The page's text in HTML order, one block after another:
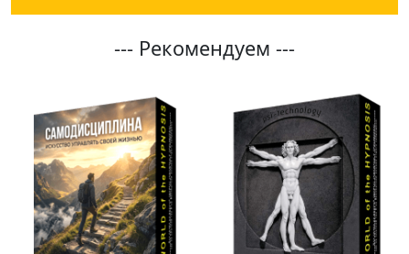
--- Рекомендуем ---